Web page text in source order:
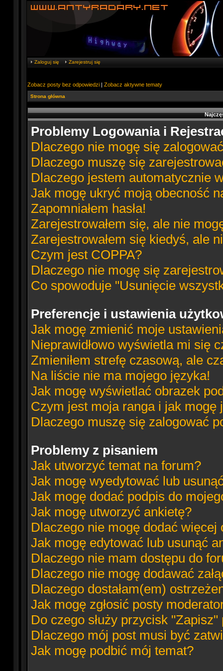
Zaloguj się Zarejestruj się
Zobacz posty bez odpowiedzi | Zobacz aktywne tematy
Strona główna
Problemy Logowania i
Dlaczego nie mogę się
Dlaczego muszę się
Dlaczego jestem automatycznie
Jak mogę ukryć moją obecność
Zapomniałem hasła!
Zarejestrowałem się, ale nie
Zarejestrowałem się kiedyś, ale
Czym jest COPPA?
Dlaczego nie mogę się
Co spowoduje "Usunięcie
Preferencje i ustawienia
Jak mogę zmienić moje
Nieprawidłowo wyświetla mi się
Zmieniłem strefę czasową, ale
Na liście nie ma mojego języka!
Jak mogę wyświetlać obrazek
Czym jest moja ranga i jak mogę
Dlaczego muszę się zalogować
Problemy z pisaniem
Jak utworzyć temat na forum?
Jak mogę wyedytować lub
Jak mogę dodać podpis do
Jak mogę utworzyć ankietę?
Dlaczego nie mogę dodać więcej
Jak mogę edytować lub usunąć
Dlaczego nie mam dostępu do
Dlaczego nie mogę dodawać
Dlaczego dostałam(em)
Jak mogę zgłosić posty
Do czego służy przycisk
Dlaczego mój post musi być
Jak mogę podbić mój temat?